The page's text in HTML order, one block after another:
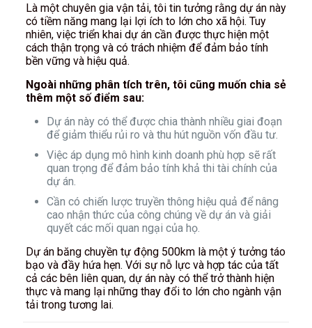
Là một chuyên gia vận tải, tôi tin tưởng rằng dự án này
có tiềm năng mang lại lợi ích to lớn cho xã hội. Tuy
nhiên, việc triển khai dự án cần được thực hiện một
cách thận trọng và có trách nhiệm để đảm bảo tính
bền vững và hiệu quả.
Ngoài những phân tích trên, tôi cũng muốn chia sẻ
thêm một số điểm sau:
Dự án này có thể được chia thành nhiều giai đoạn
để giảm thiểu rủi ro và thu hút nguồn vốn đầu tư.
Việc áp dụng mô hình kinh doanh phù hợp sẽ rất
quan trọng để đảm bảo tính khả thi tài chính của
dự án.
Cần có chiến lược truyền thông hiệu quả để nâng
cao nhận thức của công chúng về dự án và giải
quyết các mối quan ngại của họ.
Dự án băng chuyền tự động 500km là một ý tưởng táo
bạo và đầy hứa hẹn. Với sự nỗ lực và hợp tác của tất
cả các bên liên quan, dự án này có thể trở thành hiện
thực và mang lại những thay đổi to lớn cho ngành vận
tải trong tương lai.